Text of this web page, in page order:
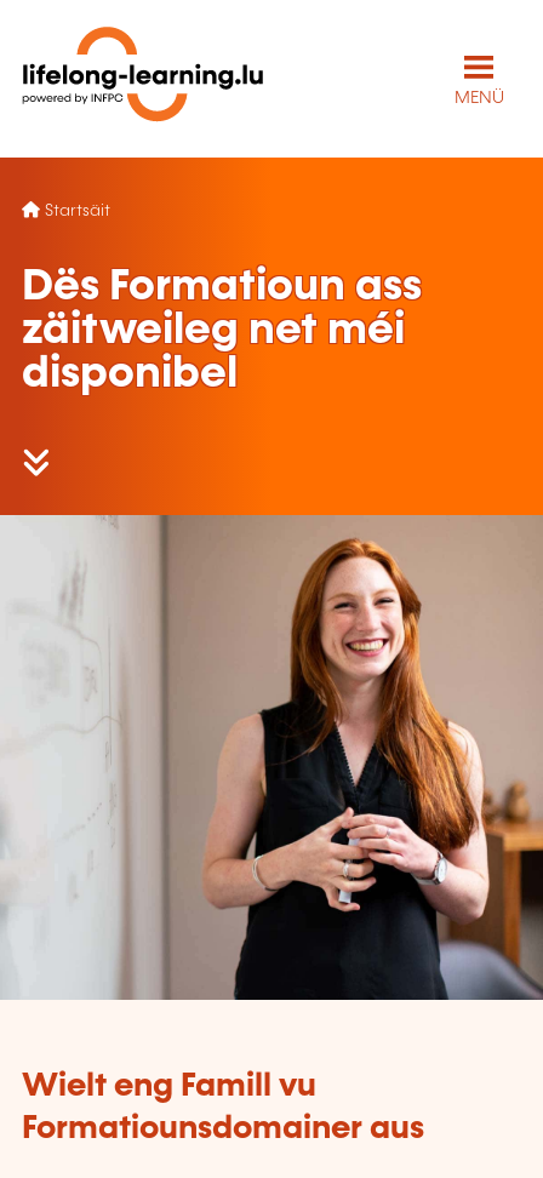
MENÜ
Startsäit
Dës Formatioun ass
zäitweileg net méi
disponibel
Wielt eng Famill vu
Formatiounsdomainer aus